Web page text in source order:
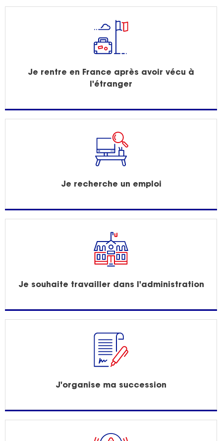
Je rentre en France après avoir vécu à
l'étranger
Je recherche un emploi
Je souhaite travailler dans l'administration
J'organise ma succession